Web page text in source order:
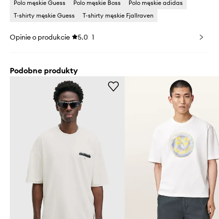
Polo męskie Guess Polo męskie Boss
Polo męskie adidas
T-shirty męskie Guess
T-shirty męskie Fjallraven
Opinie o produkcie 5.0 1
Podobne produkty